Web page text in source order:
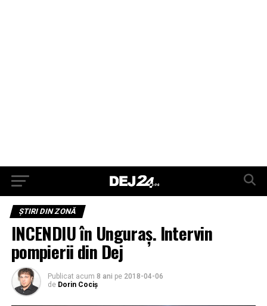
ŞTIRI DIN ZONĂ
INCENDIU în Unguraș. Intervin
pompierii din Dej
Publicat acum 8 ani pe 2018-04-06
de Dorin Cociș